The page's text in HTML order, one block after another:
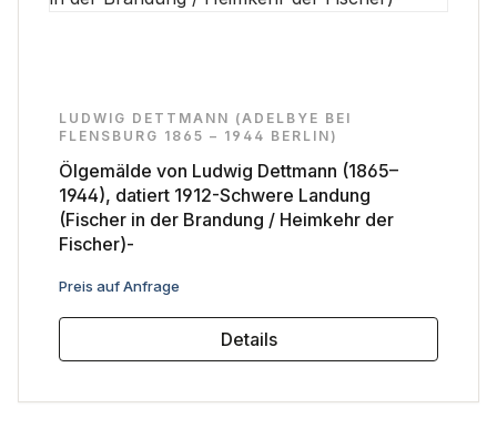
LUDWIG DETTMANN (ADELBYE BEI
FLENSBURG 1865 – 1944 BERLIN)
Ölgemälde von Ludwig Dettmann (1865–
1944), datiert 1912-Schwere Landung
(Fischer in der Brandung / Heimkehr der
Fischer)-
Regulärer Preis:
Preis auf Anfrage
Details